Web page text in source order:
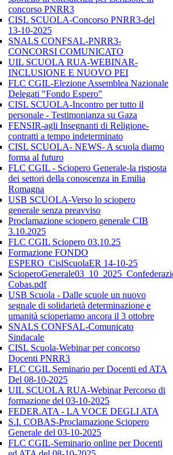
concorso PNRR3
CISL SCUOLA-Concorso PNRR3-del
13-10-2025
SNALS CONFSAL-PNRR3-
CONCORSI COMUNICATO
UIL SCUOLA RUA-WEBINAR-
INCLUSIONE E NUOVO PEI
FLC CGIL-Elezione Assemblea Nazionale
Delegati "Fondo Espero"
CISL SCUOLA-Incontro per tutto il
personale - Testimonianza su Gaza
FENSIR-agli Insegnanti di Religione-
contratti a tempo indeterminato
CISL SCUOLA- NEWS- A scuola diamo
forma al futuro
FLC CGIL - Sciopero Generale-la risposta
dei settori della conoscenza in Emilia
Romagna
USB SCUOLA-Verso lo sciopero
generale senza preavviso
Proclamazione sciopero generale CIB
3.10.2025
FLC CGIL Sciopero 03.10.25
Formazione FONDO
ESPERO_CislScuolaER 14-10-25
Cobas.pdf
USB Scuola - Dalle scuole un nuovo
segnale di solidarietà determinazione e
umanità scioperiamo ancora il 3 ottobre
SNALS CONFSAL-Comunicato
Sindacale
CISL Scuola-Webinar per concorso
Docenti PNRR3
FLC CGIL Seminario per Docenti ed ATA
Del 08-10-2025
UIL SCUOLA RUA-Webinar Percorso di
formazione del 03-10-2025
FEDER.ATA - LA VOCE DEGLI ATA
S.I. COBAS-Proclamazione Sciopero
Generale del 03-10-2025
FLC CGIL-Seminario online per Docenti